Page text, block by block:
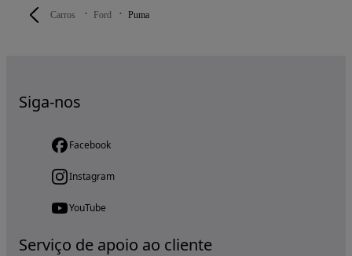
Carros Ford Puma
Siga-nos
Facebook
Instagram
YouTube
Serviço de apoio ao cliente